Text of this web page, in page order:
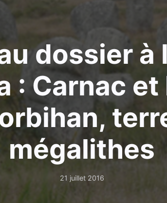
dossier à
: Carnac
mégalithes
21 juillet 2016